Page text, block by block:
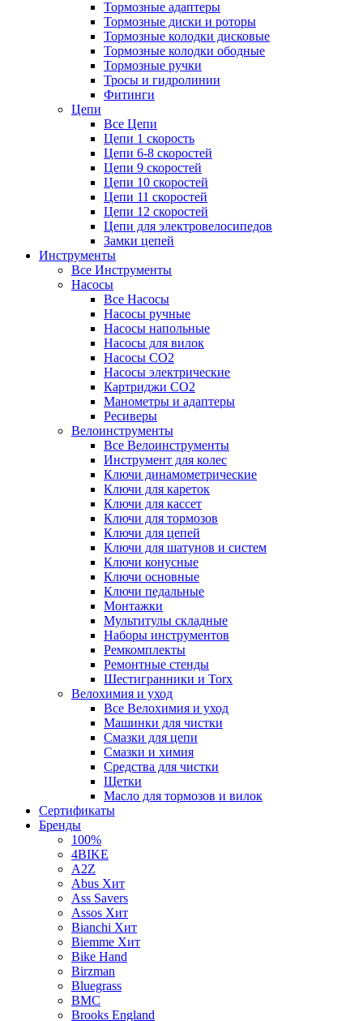
Тормозные адаптеры
Тормозные диски и роторы
Тормозные колодки дисковые
Тормозные колодки ободные
Тормозные ручки
Тросы и гидролинии
Фитинги
Цепи
Все Цепи
Цепи 1 скорость
Цепи 6-8 скоростей
Цепи 9 скоростей
Цепи 10 скоростей
Цепи 11 скоростей
Цепи 12 скоростей
Цепи для электровелосипедов
Замки цепей
Инструменты
Все Инструменты
Насосы
Все Насосы
Насосы ручные
Насосы напольные
Насосы для вилок
Насосы CO2
Насосы электрические
Картриджи CO2
Манометры и адаптеры
Ресиверы
Велоинструменты
Все Велоинструменты
Инструмент для колес
Ключи динамометрические
Ключи для кареток
Ключи для кассет
Ключи для тормозов
Ключи для цепей
Ключи для шатунов и систем
Ключи конусные
Ключи основные
Ключи педальные
Монтажки
Мультитулы складные
Наборы инструментов
Ремкомплекты
Ремонтные стенды
Шестигранники и Torx
Велохимия и уход
Все Велохимия и уход
Машинки для чистки
Смазки для цепи
Смазки и химия
Средства для чистки
Щетки
Масло для тормозов и вилок
Сертификаты
Бренды
100%
4BIKE
A2Z
Abus Хит
Ass Savers
Assos Хит
Bianchi Хит
Biemme Хит
Bike Hand
Birzman
Bluegrass
BMC
Brooks England